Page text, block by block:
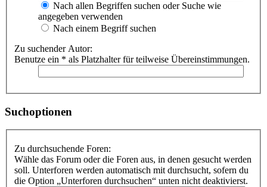
Nach allen Begriffen suchen oder Suche wie
angegeben verwenden
Nach einem Begriff suchen
Zu suchender Autor:
Benutze ein * als Platzhalter für teilweise Übereinstimmungen.
Suchoptionen
Zu durchsuchende Foren:
Wähle das Forum oder die Foren aus, in denen gesucht werden
soll. Unterforen werden automatisch mit durchsucht, sofern du
die Option „Unterforen durchsuchen“ unten nicht deaktivierst.